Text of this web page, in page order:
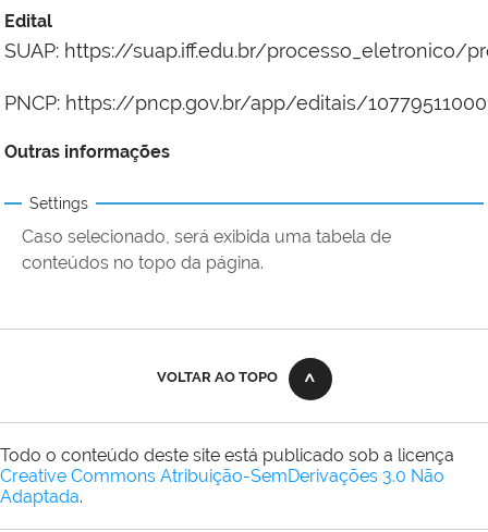
Edital
SUAP: https://suap.iff.edu.br/processo_eletronico/
PNCP: https://pncp.gov.br/app/editais/
Outras informações
Settings
Caso selecionado, será exibida uma tabela de
conteúdos no topo da página.
VOLTAR AO TOPO
Todo o conteúdo deste site está publicado sob a licença
Creative Commons Atribuição-SemDerivações 3.0 Não
Adaptada.